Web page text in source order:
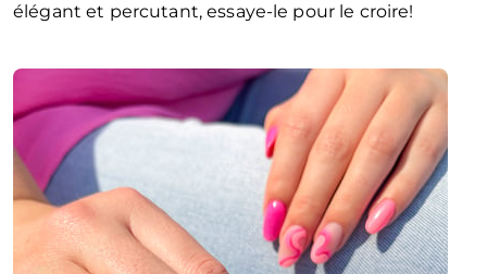
élégant et percutant, essaye-le pour le croire!